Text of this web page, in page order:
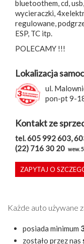
bluetoothem, cd,
wycieraczki,
regulowane,
ESP, TC itp.
POLECAMY !!!
Lokalizacja
ul.
pon-pt 9-
Kontakt ze
tel. 605 992 603,
(22) 716 30 20 wew. 5
ZAPYTAJ O
Każde auto używane
posiada minimum
zostało przez nas